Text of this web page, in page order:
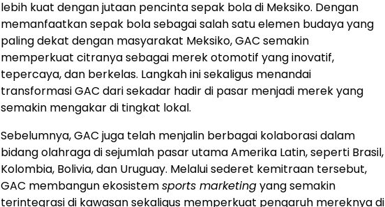
lebih kuat dengan jutaan pencinta sepak bola di Meksiko. Dengan
memanfaatkan sepak bola sebagai salah satu elemen budaya yang
paling dekat dengan masyarakat Meksiko, GAC semakin
memperkuat citranya sebagai merek otomotif yang inovatif,
tepercaya, dan berkelas. Langkah ini sekaligus menandai
transformasi GAC dari sekadar hadir di pasar menjadi merek yang
semakin mengakar di tingkat lokal.
Sebelumnya, GAC juga telah menjalin berbagai kolaborasi dalam
bidang olahraga di sejumlah pasar utama Amerika Latin, seperti Brasil,
Kolombia, Bolivia, dan Uruguay. Melalui sederet kemitraan tersebut,
GAC membangun ekosistemsports marketingyang semakin
terintegrasi di kawasan sekaligus memperkuat pengaruh mereknya di